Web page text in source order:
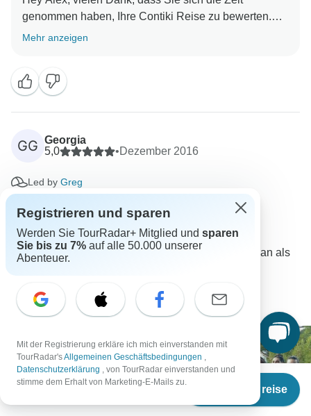
Ab€5.405
Termine & Preise
genommen haben, Ihre Contiki Reise zu bewerten.
Wir freuen uns sehr, dass Sie eine gute Reise hatten.
Mehr anzeigen
GG Georgia
5,0
•Dezember 2016
Led by Greg
Automatisch übersetzt.In Originalsprache ansehen
Greg Colgin, mit Abstand der beste Mensch, den man als
Mehr anzeigen
Registrieren und sparen
Werden Sie TourRadar+ Mitglied und sparen
Sie bis zu 7% auf alle 50.000 unserer
Abenteuer.
Mit der Registrierung erkläre ich mich einverstanden mit
TourRadar'sAllgemeinen Geschäftsbedingungen ,
Datenschutzerklärung , von TourRadar einverstanden und
stimme dem Erhalt von Marketing-E-Mails zu.